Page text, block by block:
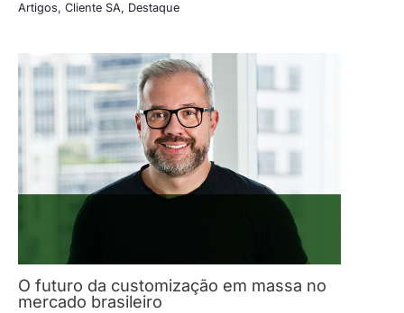
Artigos, Cliente SA, Destaque
O futuro da customização em massa no
mercado brasileiro